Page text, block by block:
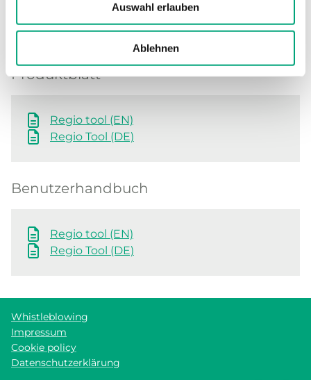
Auswahl erlauben
Ablehnen
Software und Dokumentation
Produktblatt
Regio tool (EN)
Regio Tool (DE)
Benutzerhandbuch
Regio tool (EN)
Regio Tool (DE)
Whistleblowing
Impressum
Cookie policy
Datenschutzerklärung